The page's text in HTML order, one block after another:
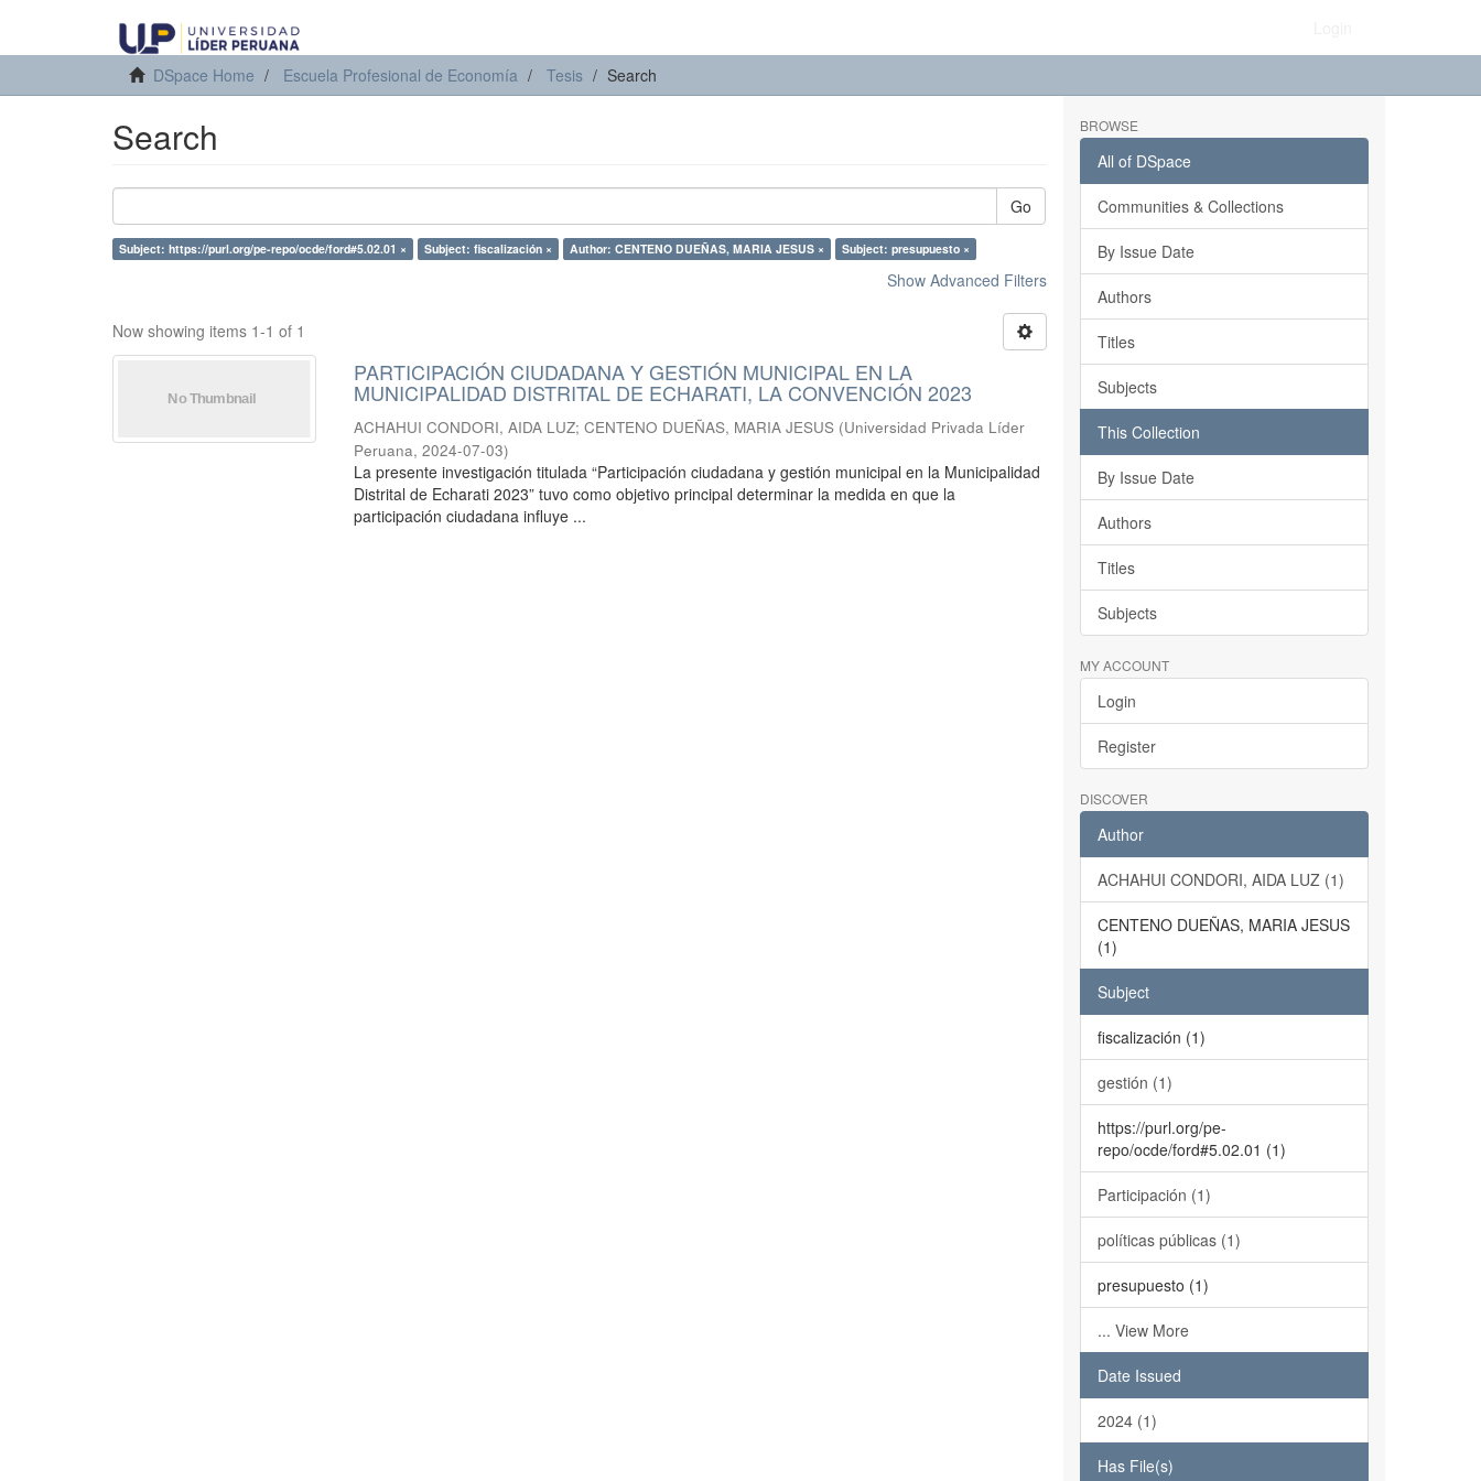
DSpace Home Escuela Profesional de Economía Tesis Search
Search
Go
Subject: https://purl.org/pe-repo/ocde/ford#5.02.01 × Subject: fiscalización × Author: CENTENO DUEÑAS, MARIA JESUS × Subject: presupuesto ×
Show Advanced Filters
Now showing items 1-1 of 1
PARTICIPACIÓN CIUDADANA Y GESTIÓN MUNICIPAL EN LA
MUNICIPALIDAD DISTRITAL DE ECHARATI, LA CONVENCIÓN 2023
ACHAHUI CONDORI, AIDA LUZ;CENTENO DUEÑAS, MARIA JESUS (Universidad Privada Líder
Peruana,2024-07-03)
La presente investigación titulada “Participación ciudadana y gestión municipal en la Municipalidad
Distrital de Echarati 2023” tuvo como objetivo principal determinar la medida en que la
participación ciudadana influye ...
BROWSE
All of DSpace
Communities & Collections
By Issue Date
Authors
Titles
Subjects
This Collection
By Issue Date
Authors
Titles
Subjects
MY ACCOUNT
Login
Register
DISCOVER
Author
ACHAHUI CONDORI, AIDA LUZ (1)
CENTENO DUEÑAS, MARIA JESUS
(1)
Subject
fiscalización (1)
gestión (1)
https://purl.org/pe-
repo/ocde/ford#5.02.01 (1)
Participación (1)
políticas públicas (1)
presupuesto (1)
... View More
Date Issued
2024 (1)
Has File(s)